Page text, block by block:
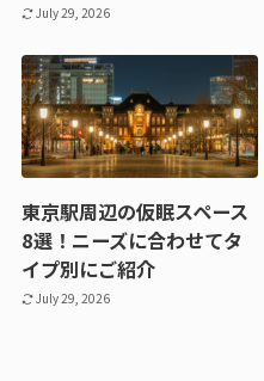
July 29, 2026
東京駅周辺の仮眠スペース
8選！ニーズに合わせてタ
イプ別にご紹介
July 29, 2026